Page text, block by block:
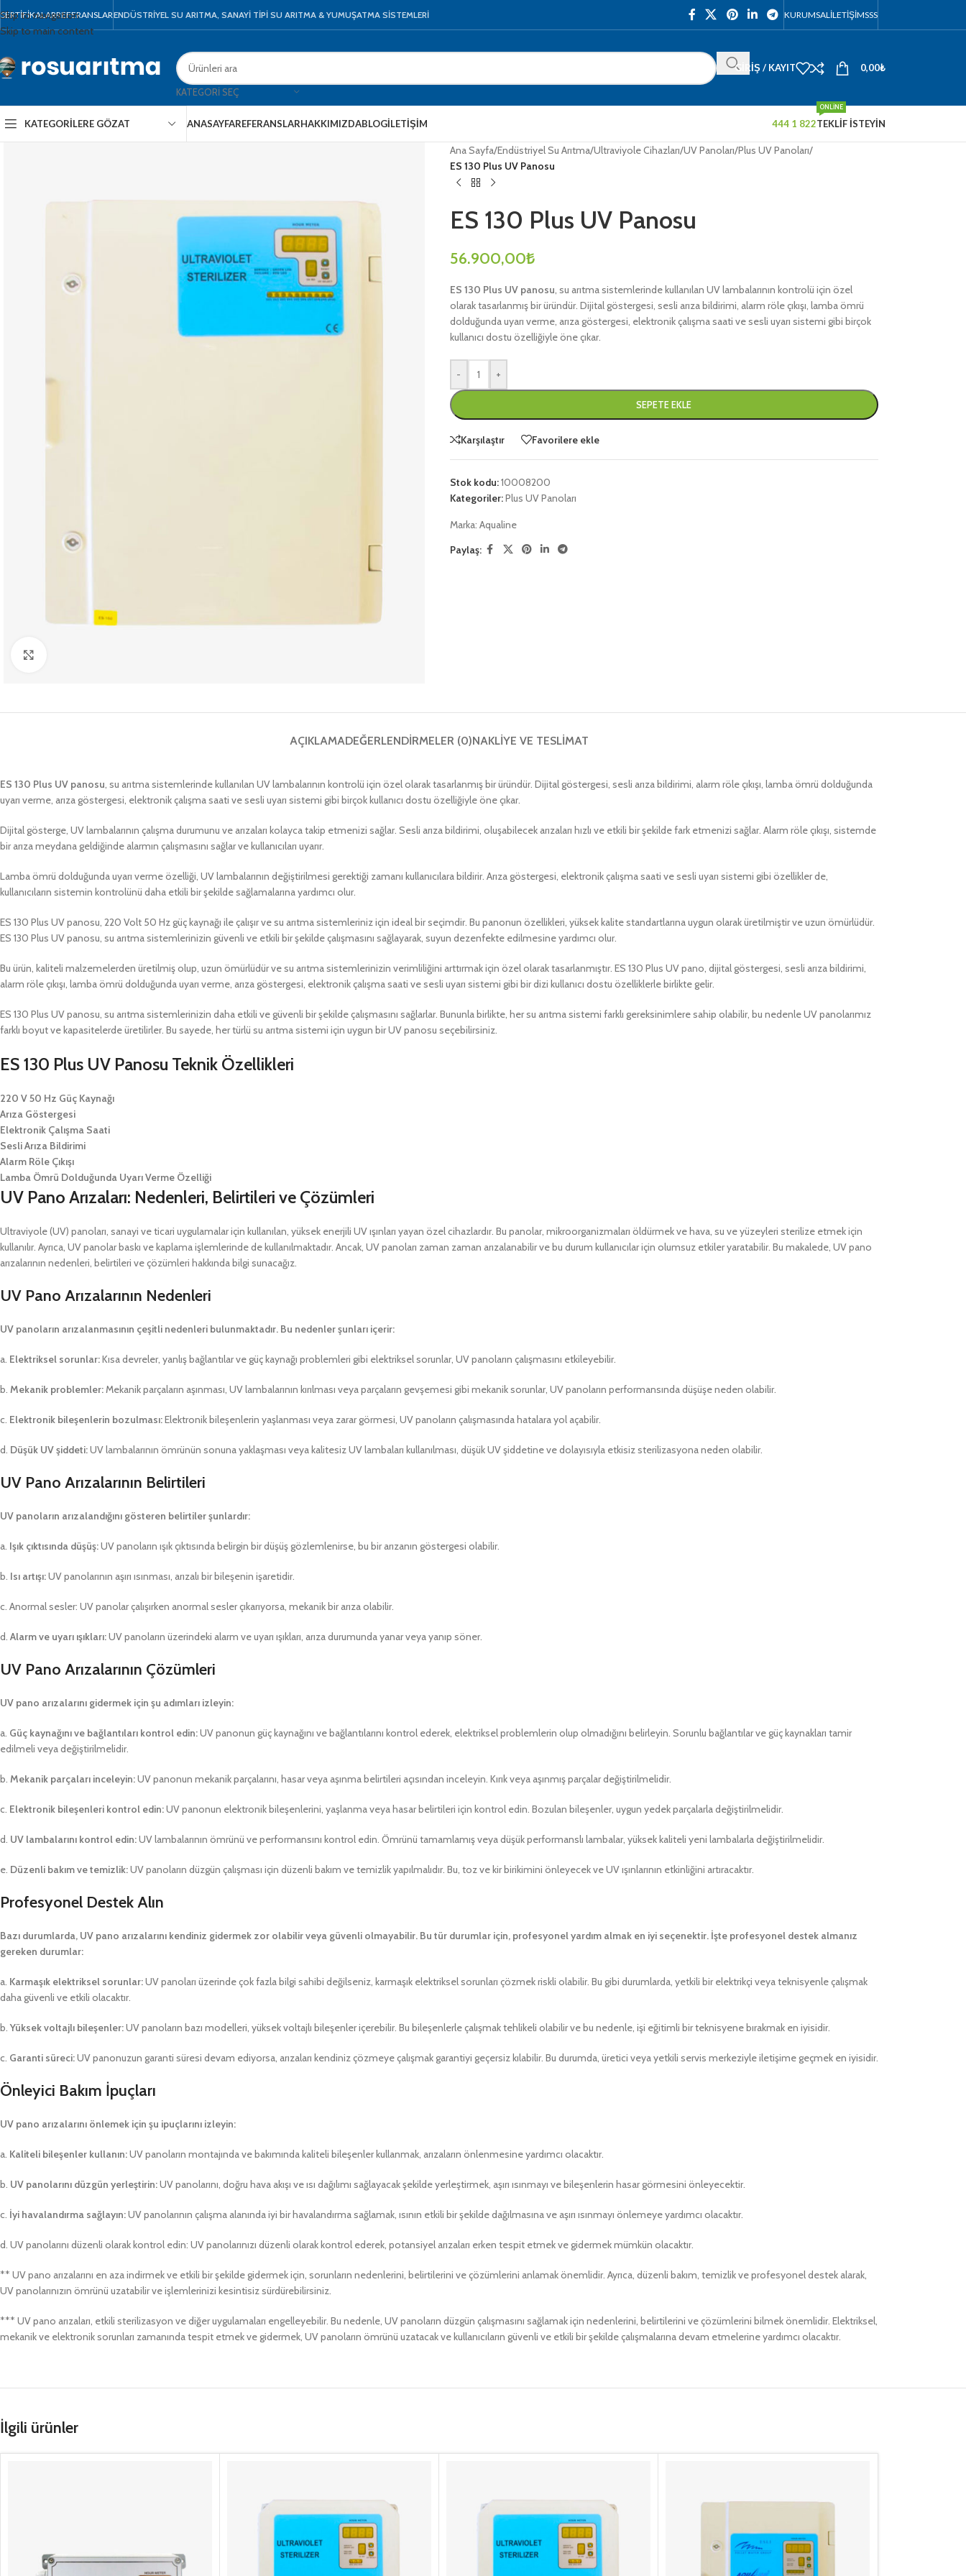
Skip to navigation
Skip to main content
SERTIFIKALARREFERANSLARENDÜSTRİYEL SU ARITMA, SANAYİ TİPİ SU ARITMA & YUMUŞATMA SİSTEMLERİ KURUMSAL İLETIŞIMSSS
KATEGORI SEÇ
GIRIŞ / KAYIT 0,00₺
KATEGORILERE GÖZAT ANASAYFAREFERANSLARHAKKIMIZDABLOGİLETIŞIM 444 1 822TEKLİF İSTEYİN
ONLINE
Ana Sayfa/Endüstriyel Su Arıtma/Ultraviyole Cihazları/UV Panoları/Plus UV Panoları/
ES 130 Plus UV Panosu
ES 130 Plus UV Panosu
56.900,00₺
ES 130 Plus UV panosu, su arıtma sistemlerinde kullanılan UV lambalarının kontrolü için özel
olarak tasarlanmış bir üründür. Dijital göstergesi, sesli arıza bildirimi, alarm röle çıkışı, lamba ömrü
dolduğunda uyarı verme, arıza göstergesi, elektronik çalışma saati ve sesli uyarı sistemi gibi birçok
kullanıcı dostu özelliğiyle öne çıkar.
- +
SEPETE EKLE
Karşılaştır Favorilere ekle
Stok kodu:10008200
Kategoriler:Plus UV Panoları
Marka: Aqualine
Paylaş:
AÇIKLAMADEĞERLENDIRMELER (0)NAKLIYE VE TESLIMAT
ES 130 Plus UV panosu, su arıtma sistemlerinde kullanılan UV lambalarının kontrolü için özel olarak tasarlanmış bir üründür. Dijital göstergesi, sesli arıza bildirimi, alarm röle çıkışı, lamba ömrü dolduğunda
uyarı verme, arıza göstergesi, elektronik çalışma saati ve sesli uyarı sistemi gibi birçok kullanıcı dostu özelliğiyle öne çıkar.
Dijital gösterge, UV lambalarının çalışma durumunu ve arızaları kolayca takip etmenizi sağlar. Sesli arıza bildirimi, oluşabilecek arızaları hızlı ve etkili bir şekilde fark etmenizi sağlar. Alarm röle çıkışı, sistemde
bir arıza meydana geldiğinde alarmın çalışmasını sağlar ve kullanıcıları uyarır.
Lamba ömrü dolduğunda uyarı verme özelliği, UV lambalarının değiştirilmesi gerektiği zamanı kullanıcılara bildirir. Arıza göstergesi, elektronik çalışma saati ve sesli uyarı sistemi gibi özellikler de,
kullanıcıların sistemin kontrolünü daha etkili bir şekilde sağlamalarına yardımcı olur.
ES 130 Plus UV panosu, 220 Volt 50 Hz güç kaynağı ile çalışır ve su arıtma sistemleriniz için ideal bir seçimdir. Bu panonun özellikleri, yüksek kalite standartlarına uygun olarak üretilmiştir ve uzun ömürlüdür.
ES 130 Plus UV panosu, su arıtma sistemlerinizin güvenli ve etkili bir şekilde çalışmasını sağlayarak, suyun dezenfekte edilmesine yardımcı olur.
Bu ürün, kaliteli malzemelerden üretilmiş olup, uzun ömürlüdür ve su arıtma sistemlerinizin verimliliğini arttırmak için özel olarak tasarlanmıştır. ES 130 Plus UV pano, dijital göstergesi, sesli arıza bildirimi,
alarm röle çıkışı, lamba ömrü dolduğunda uyarı verme, arıza göstergesi, elektronik çalışma saati ve sesli uyarı sistemi gibi bir dizi kullanıcı dostu özelliklerle birlikte gelir.
ES 130 Plus UV panosu, su arıtma sistemlerinizin daha etkili ve güvenli bir şekilde çalışmasını sağlarlar. Bununla birlikte, her su arıtma sistemi farklı gereksinimlere sahip olabilir, bu nedenle UV panolarımız
farklı boyut ve kapasitelerde üretilirler. Bu sayede, her türlü su arıtma sistemi için uygun bir UV panosu seçebilirsiniz.
ES 130 Plus UV Panosu Teknik Özellikleri
220 V 50 Hz Güç Kaynağı
Arıza Göstergesi
Elektronik Çalışma Saati
Sesli Arıza Bildirimi
Alarm Röle Çıkışı
Lamba Ömrü Dolduğunda Uyarı Verme Özelliği
UV Pano Arızaları: Nedenleri, Belirtileri ve Çözümleri
Ultraviyole (UV) panoları, sanayi ve ticari uygulamalar için kullanılan, yüksek enerjili UV ışınları yayan özel cihazlardır. Bu panolar, mikroorganizmaları öldürmek ve hava, su ve yüzeyleri sterilize etmek için
kullanılır. Ayrıca, UV panolar baskı ve kaplama işlemlerinde de kullanılmaktadır. Ancak, UV panoları zaman zaman arızalanabilir ve bu durum kullanıcılar için olumsuz etkiler yaratabilir. Bu makalede, UV pano
arızalarının nedenleri, belirtileri ve çözümleri hakkında bilgi sunacağız.
UV Pano Arızalarının Nedenleri
UV panoların arızalanmasının çeşitli nedenleri bulunmaktadır. Bu nedenler şunları içerir:
a. Elektriksel sorunlar:Kısa devreler, yanlış bağlantılar ve güç kaynağı problemleri gibi elektriksel sorunlar, UV panoların çalışmasını etkileyebilir.
b. Mekanik problemler:Mekanik parçaların aşınması, UV lambalarının kırılması veya parçaların gevşemesi gibi mekanik sorunlar, UV panoların performansında düşüşe neden olabilir.
c. Elektronik bileşenlerin bozulması:Elektronik bileşenlerin yaşlanması veya zarar görmesi, UV panoların çalışmasında hatalara yol açabilir.
d. Düşük UV şiddeti:UV lambalarının ömrünün sonuna yaklaşması veya kalitesiz UV lambaları kullanılması, düşük UV şiddetine ve dolayısıyla etkisiz sterilizasyona neden olabilir.
UV Pano Arızalarının Belirtileri
UV panoların arızalandığını gösteren belirtiler şunlardır:
a. Işık çıktısında düşüş:UV panoların ışık çıktısında belirgin bir düşüş gözlemlenirse, bu bir arızanın göstergesi olabilir.
b. Isı artışı:UV panolarının aşırı ısınması, arızalı bir bileşenin işaretidir.
c. Anormal sesler: UV panolar çalışırken anormal sesler çıkarıyorsa, mekanik bir arıza olabilir.
d. Alarm ve uyarı ışıkları:UV panoların üzerindeki alarm ve uyarı ışıkları, arıza durumunda yanar veya yanıp söner.
UV Pano Arızalarının Çözümleri
UV pano arızalarını gidermek için şu adımları izleyin:
a. Güç kaynağını ve bağlantıları kontrol edin:UV panonun güç kaynağını ve bağlantılarını kontrol ederek, elektriksel problemlerin olup olmadığını belirleyin. Sorunlu bağlantılar ve güç kaynakları tamir
edilmeli veya değiştirilmelidir.
b. Mekanik parçaları inceleyin:UV panonun mekanik parçalarını, hasar veya aşınma belirtileri açısından inceleyin. Kırık veya aşınmış parçalar değiştirilmelidir.
c. Elektronik bileşenleri kontrol edin:UV panonun elektronik bileşenlerini, yaşlanma veya hasar belirtileri için kontrol edin. Bozulan bileşenler, uygun yedek parçalarla değiştirilmelidir.
d. UV lambalarını kontrol edin:UV lambalarının ömrünü ve performansını kontrol edin. Ömrünü tamamlamış veya düşük performanslı lambalar, yüksek kaliteli yeni lambalarla değiştirilmelidir.
e. Düzenli bakım ve temizlik:UV panoların düzgün çalışması için düzenli bakım ve temizlik yapılmalıdır. Bu, toz ve kir birikimini önleyecek ve UV ışınlarının etkinliğini artıracaktır.
Profesyonel Destek Alın
Bazı durumlarda, UV pano arızalarını kendiniz gidermek zor olabilir veya güvenli olmayabilir. Bu tür durumlar için, profesyonel yardım almak en iyi seçenektir. İşte profesyonel destek almanız
gereken durumlar:
a. Karmaşık elektriksel sorunlar:UV panoları üzerinde çok fazla bilgi sahibi değilseniz, karmaşık elektriksel sorunları çözmek riskli olabilir. Bu gibi durumlarda, yetkili bir elektrikçi veya teknisyenle çalışmak
daha güvenli ve etkili olacaktır.
b.Yüksek voltajlı bileşenler:UV panoların bazı modelleri, yüksek voltajlı bileşenler içerebilir. Bu bileşenlerle çalışmak tehlikeli olabilir ve bu nedenle, işi eğitimli bir teknisyene bırakmak en iyisidir.
c. Garanti süreci:UV panonuzun garanti süresi devam ediyorsa, arızaları kendiniz çözmeye çalışmak garantiyi geçersiz kılabilir. Bu durumda, üretici veya yetkili servis merkeziyle iletişime geçmek en iyisidir.
Önleyici Bakım İpuçları
UV pano arızalarını önlemek için şu ipuçlarını izleyin:
a. Kaliteli bileşenler kullanın:UV panoların montajında ve bakımında kaliteli bileşenler kullanmak, arızaların önlenmesine yardımcı olacaktır.
b. UV panolarını düzgün yerleştirin:UV panolarını, doğru hava akışı ve ısı dağılımı sağlayacak şekilde yerleştirmek, aşırı ısınmayı ve bileşenlerin hasar görmesini önleyecektir.
c. İyi havalandırma sağlayın:UV panolarının çalışma alanında iyi bir havalandırma sağlamak, ısının etkili bir şekilde dağılmasına ve aşırı ısınmayı önlemeye yardımcı olacaktır.
d. UV panolarını düzenli olarak kontrol edin: UV panolarınızı düzenli olarak kontrol ederek, potansiyel arızaları erken tespit etmek ve gidermek mümkün olacaktır.
** UV pano arızalarını en aza indirmek ve etkili bir şekilde gidermek için, sorunların nedenlerini, belirtilerini ve çözümlerini anlamak önemlidir. Ayrıca, düzenli bakım, temizlik ve profesyonel destek alarak,
UV panolarınızın ömrünü uzatabilir ve işlemlerinizi kesintisiz sürdürebilirsiniz.
*** UV pano arızaları, etkili sterilizasyon ve diğer uygulamaları engelleyebilir. Bu nedenle, UV panoların düzgün çalışmasını sağlamak için nedenlerini, belirtilerini ve çözümlerini bilmek önemlidir. Elektriksel,
mekanik ve elektronik sorunları zamanında tespit etmek ve gidermek, UV panoların ömrünü uzatacak ve kullanıcıların güvenli ve etkili bir şekilde çalışmalarına devam etmelerine yardımcı olacaktır.
İlgili ürünler